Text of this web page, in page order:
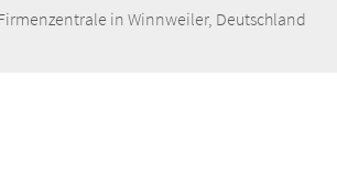
in Winnweiler, Deutschland